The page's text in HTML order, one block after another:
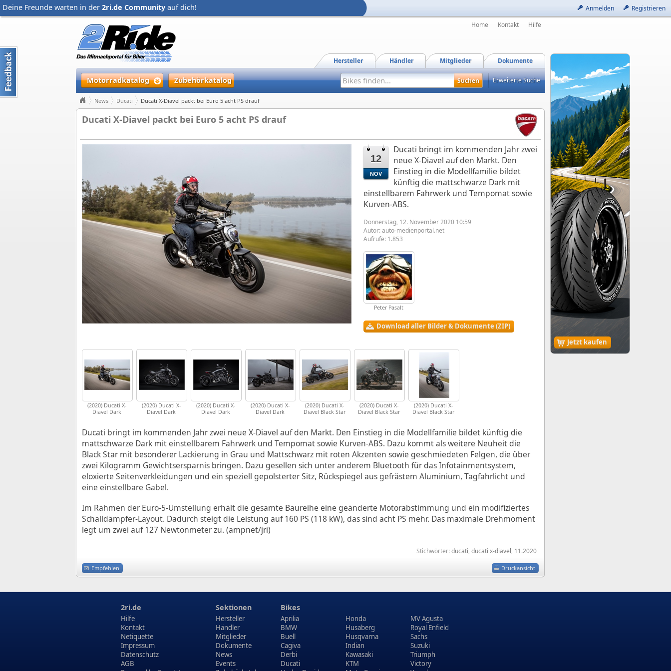
Anmelden Registrieren
Deine Freunde warten in der 2ri.de Community auf dich!
Jetzt kaufen
Home Kontakt Hilfe
Dokumente
Mitglieder
Händler
Hersteller
Motorradkatalog Zubehörkatalog Erweiterte Suche
News Ducati Ducati X-Diavel packt bei Euro 5 acht PS drauf
Ducati X-Diavel packt bei Euro 5 acht PS drauf
12
NOV
Ducati bringt im kommenden Jahr zwei
neue X-Diavel auf den Markt. Den
Einstieg in die Modellfamilie bildet
künftig die mattschwarze Dark mit
einstellbarem Fahrwerk und Tempomat sowie
Kurven-ABS.
Donnerstag, 12. November 2020 10:59
Autor:auto-medienportal.net
Aufrufe: 1.853
Peter Pasalt
Download aller Bilder & Dokumente (ZIP)
(2020) Ducati X-
Diavel Dark
(2020) Ducati X-
Diavel Dark
(2020) Ducati X-
Diavel Dark
(2020) Ducati X-
Diavel Dark
(2020) Ducati X-
Diavel Black Star
(2020) Ducati X-
Diavel Black Star
(2020) Ducati X-
Diavel Black Star
Ducati bringt im kommenden Jahr zwei neue X-Diavel auf den Markt. Den Einstieg in die Modellfamilie bildet künftig die
mattschwarze Dark mit einstellbarem Fahrwerk und Tempomat sowie Kurven-ABS. Dazu kommt als weitere Neuheit die
Black Star mit besonderer Lackierung in Grau und Mattschwarz mit roten Akzenten sowie geschmiedeten Felgen, die über
zwei Kilogramm Gewichtsersparnis bringen. Dazu gesellen sich unter anderem Bluetooth für das Infotainmentsystem,
eloxierte Seitenverkleidungen und ein speziell gepolsterter Sitz, Rückspiegel aus gefrästem Aluminium, Tagfahrlicht und
eine einstellbare Gabel.
Im Rahmen der Euro-5-Umstellung erhält die gesamte Baureihe eine geänderte Motorabstimmung und ein modifiziertes
Schalldämpfer-Layout. Dadurch steigt die Leistung auf 160 PS (118 kW), das sind acht PS mehr. Das maximale Drehmoment
legt um zwei auf 127 Newtonmeter zu. (ampnet/jri)
Stichwörter:ducati, ducati x-diavel, 11.2020
Druckansicht
Empfehlen
2ri.de
Hilfe
Kontakt
Netiquette
Impressum
Datenschutz
AGB
Sektionen
Hersteller
Händler
Mitglieder
Dokumente
News
Events
Bikes
Aprilia
BMW
Buell
Cagiva
Derbi
Ducati
Honda
Husaberg
Husqvarna
Indian
Kawasaki
KTM
MV Agusta
Royal Enfield
Sachs
Suzuki
Triumph
Victory